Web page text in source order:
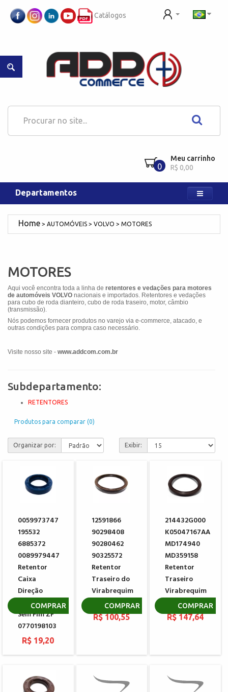
Catálogos
0
Meu carrinho
R$ 0,00
Departamentos
AUTOMÓVEIS VOLVO MOTORES
MOTORES
Aqui você encontra toda a linha de retentores e vedações para motores
de automóveis VOLVO nacionais e importados. Retentores e vedações
para cubo de roda dianteiro, cubo de roda traseiro, motor, câmbio
(transmissão).
Nós podemos fornecer produtos no varejo via e-commerce, atacado, e
outras condições para compra caso necessário.
Visite nosso site - www.addcom.com.br
Subdepartamento:
RETENTORES
Produtos para comparar (0)
Organizar por: Exibir:
0059973747
195532
6885372
0089979447
Retentor
Caixa
Direção
Hidráulica
Sem Fim ZF
0770198103
R$ 19,20
COMPRAR
12591866
90298408
90280462
90325572
Retentor
Traseiro do
Virabrequim
R$ 100,55
COMPRAR
214432G000
K05047167AA
MD174940
MD359158
Retentor
Traseiro
Virabrequim
MITSUBISHI
R$ 147,64
COMPRAR